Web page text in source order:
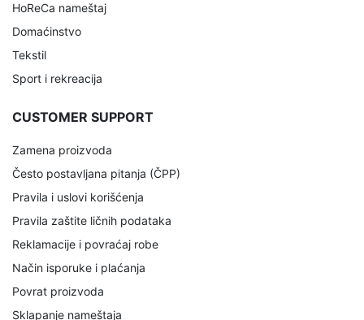
HoReCa nameštaj
Domaćinstvo
Tekstil
Sport i rekreacija
CUSTOMER SUPPORT
Zamena proizvoda
Često postavljana pitanja (ČPP)
Pravila i uslovi korišćenja
Pravila zaštite ličnih podataka
Reklamacije i povraćaj robe
Način isporuke i plaćanja
Povrat proizvoda
Sklapanje nameštaja